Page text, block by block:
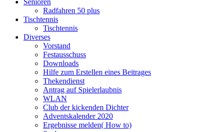
Senioren
Radfahren 50 plus
Tischtennis
Tischtennis
Diverses
Vorstand
Festausschuss
Downloads
Hilfe zum Erstellen eines Beitrages
Thekendienst
Antrag auf Spielerlaubnis
WLAN
Club der kickenden Dichter
Adventskalender 2020
Ergebnisse melden( How to)